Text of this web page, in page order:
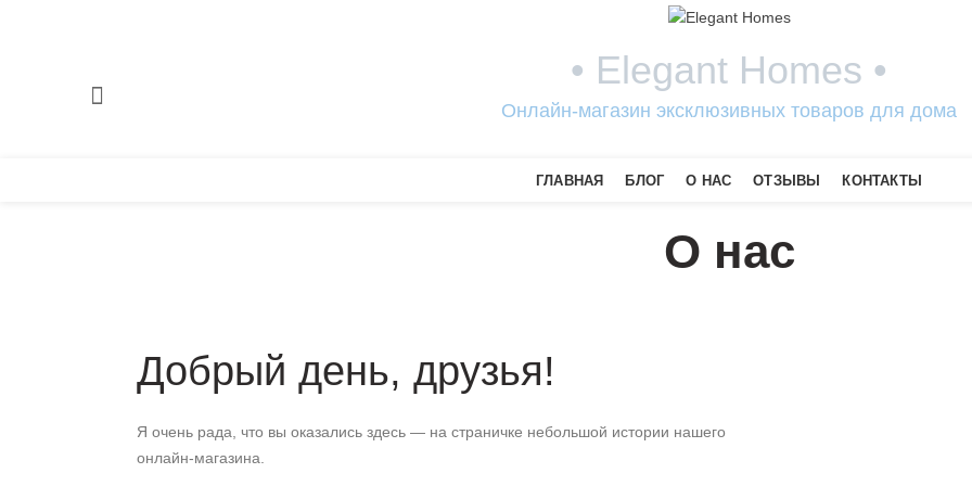
• Elegant Homes •
Онлайн-магазин эксклюзивных товаров для дома
ГЛАВНАЯ БЛОГ О НАС ОТЗЫВЫ КОНТАКТЫ
О нас
Добрый день, друзья!
Я очень рада, что вы оказались здесь — на страничке небольшой истории нашего
онлайн-магазина.